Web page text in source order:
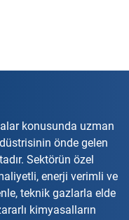
konusunda uzman
önde gelen
Sektörün özel
enerji verimli ve
teknik gazlarla elde
kimyasalların